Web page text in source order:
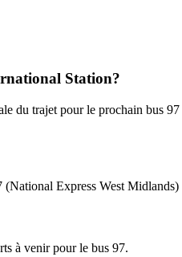
Station?
du trajet pour le prochain bus
(National Express West Midlands)
à venir pour le bus 97.